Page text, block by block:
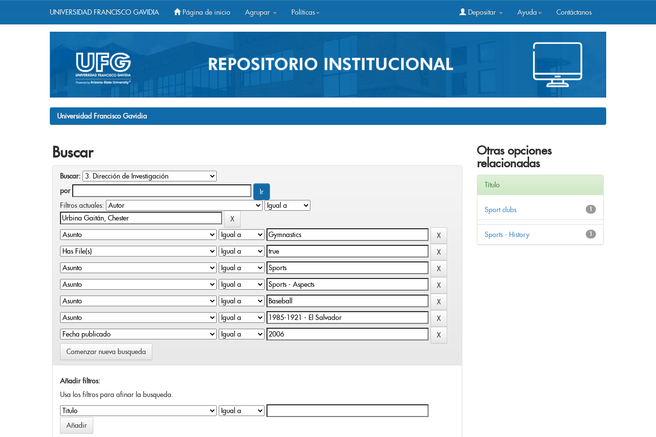
UNIVERSIDAD FRANCISCO GAVIDIA Página de inicio Agrupar Políticas Depositar Ayuda Contáctanos
Universidad Francisco Gavidia
Buscar
Buscar:
por
Filtros actuales:
Comenzar nueva busqueda
Añadir filtros:
Usa los filtros para afinar la busqueda.
Otras opciones
relacionadas
Título
1
Sport clubs
1
Sports - History